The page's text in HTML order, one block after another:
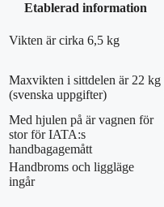
Etablerad information
Vikten är cirka 6,5 kg
Maxvikten i sittdelen är 22 kg
(svenska uppgifter)
Med hjulen på är vagnen för
stor för IATA:s
handbagagemått
Handbroms och liggläge
ingår